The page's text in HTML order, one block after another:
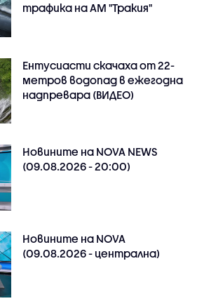
трафика на АМ "Тракия"
Ентусиасти скачаха от 22-
метров водопад в ежегодна
надпревара (ВИДЕО)
Новините на NOVA NEWS
(09.08.2026 - 20:00)
Новините на NOVA
(09.08.2026 - централна)